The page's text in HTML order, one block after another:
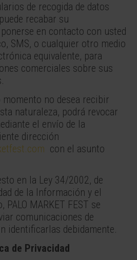
de recogida de datos
recabar su
en contacto con usted
SMS, o cualquier otro medio
equivalente, para
comerciales sobre sus
no desea recibir
naturaleza, podrá revocar
el envío de la
dirección
con el asunto
en la Ley 34/2002, de
de la Información y el
MARKET FEST se
comunicaciones de
identificarlas debidamente.
de Privacidad